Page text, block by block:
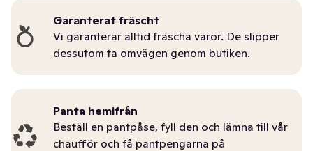
Garanterat fräscht
Vi garanterar alltid fräscha varor. De slipper
dessutom ta omvägen genom butiken.
Panta hemifrån
Beställ en pantpåse, fyll den och lämna till vår
chaufför och få pantpengarna på